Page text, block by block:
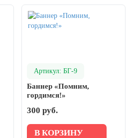
Артикул: БГ-9
Баннер «Помним,
гордимся!»
300 руб.
В КОРЗИНУ